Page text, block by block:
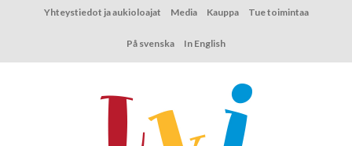
Yhteystiedot ja aukioloajat Media Kauppa Tue toimintaa
På svenska In English